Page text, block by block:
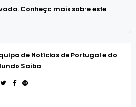
Conheça mais sobre este
de Notícias de Portugal e do
Saiba